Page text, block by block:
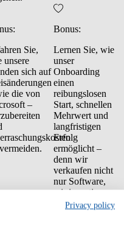
Sie,
unsere
sich auf
die von
–
Bonus:
Lernen Sie, wie
unser
Onboarding
einen
reibungslosen
Start, schnellen
Mehrwert und
langfristigen
Erfolg
ermöglicht –
denn wir
verkaufen nicht
nur Software,
wir investieren
in Ihren Erfolg.
Privacy policy